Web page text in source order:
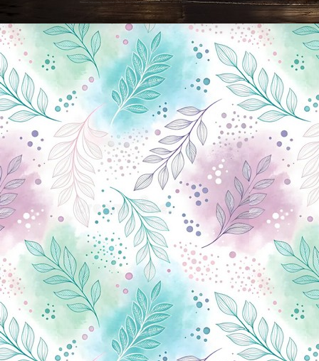
Новини Чернігова, Чернігівські новини, Чернігівський формат, новини Чернігова, події в Чернігові: політика, економіка, аналітика, культура, відеоновини, екологія, спортивний Чернігів, туризм, Чернігів